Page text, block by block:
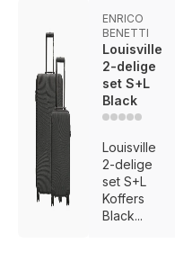
ENRICO
BENETTI
Louisville
2-delige
set S+L
Black
Louisville
2-delige
set S+L
Koffers
Black...